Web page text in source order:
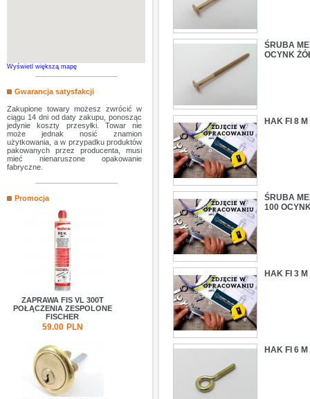
Wyświetl większą mapę
Gwarancja satysfakcji
Zakupione towary możesz zwrócić w
ciągu 14 dni od daty zakupu, ponosząc
jedynie koszty przesyłki. Towar nie
może jednak nosić znamion
użytkowania, a w przypadku produktów
pakowanych przez producenta, musi
mieć nienaruszone opakowanie
fabryczne.
Promocja
ZAPRAWA FIS VL 300T
POŁĄCZENIA ZESPOLONE
FISCHER
59.00 PLN
ŚRUBA
OCYNK
HAK FI 8
ŚRUBA
100
HAK FI 3
HAK FI 6